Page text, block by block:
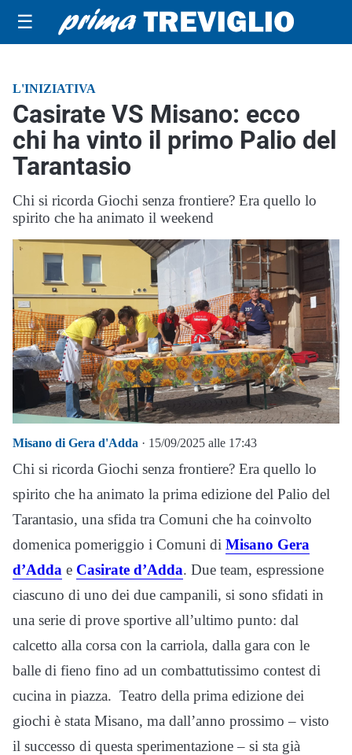
☰
L'INIZIATIVA
Casirate VS Misano: ecco
chi ha vinto il primo Palio del
Tarantasio
Chi si ricorda Giochi senza frontiere? Era quello lo
spirito che ha animato il weekend
Misano di Gera d'Adda · 15/09/2025 alle 17:43
Chi si ricorda Giochi senza frontiere? Era quello lo
spirito che ha animato la prima edizione del Palio del
Tarantasio, una sfida tra Comuni che ha coinvolto
domenica pomeriggio i Comuni di Misano Gera
d’Adda e Casirate d’Adda. Due team, espressione
ciascuno di uno dei due campanili, si sono sfidati in
una serie di prove sportive all’ultimo punto: dal
calcetto alla corsa con la carriola, dalla gara con le
balle di fieno fino ad un combattutissimo contest di
cucina in piazza. Teatro della prima edizione dei
giochi è stata Misano, ma dall’anno prossimo – visto
il successo di questa sperimentazione – si sta già